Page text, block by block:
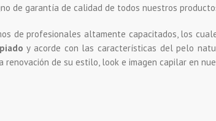
de garantía de calidad de todos nuestros
de profesionales altamente capacitados, los
y acorde con las características del pelo
de su estilo, look e imagen capilar en